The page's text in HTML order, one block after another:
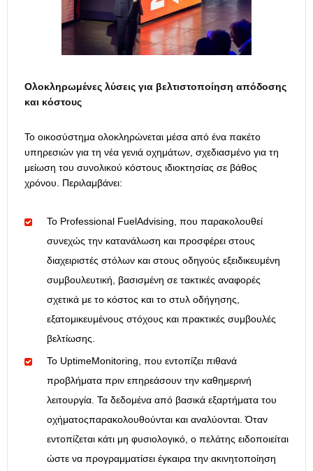
Ολοκληρωμένες λύσεις για βελτιστοποίηση απόδοσης
και κόστους
Το οικοσύστημα ολοκληρώνεται μέσα από ένα πακέτο
υπηρεσιών για τη νέα γενιά οχημάτων, σχεδιασμένο για τη
μείωση του συνολικού κόστους ιδιοκτησίας σε βάθος
χρόνου. Περιλαμβάνει:
Το Professional FuelAdvising, που παρακολουθεί
συνεχώς την κατανάλωση και προσφέρει στους
διαχειριστές στόλων και στους οδηγούς εξειδικευμένη
συμβουλευτική, βασισμένη σε τακτικές αναφορές
σχετικά με το κόστος και το στυλ οδήγησης,
εξατομικευμένους στόχους και πρακτικές συμβουλές
βελτίωσης.
Το UptimeMonitoring, που εντοπίζει πιθανά
προβλήματα πριν επηρεάσουν την καθημερινή
λειτουργία. Τα δεδομένα από βασικά εξαρτήματα του
οχήματοςπαρακολουθούνται και αναλύονται. Όταν
εντοπίζεται κάτι μη φυσιολογικό, ο πελάτης ειδοποιείται
ώστε να προγραμματίσει έγκαιρα την ακινητοποίηση